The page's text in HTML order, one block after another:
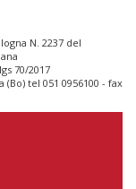
N. 2237 del
70/2017
tel 051 0956100 - fax